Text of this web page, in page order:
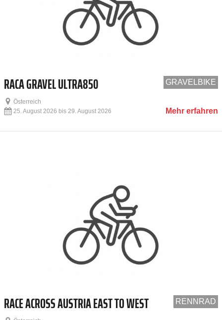
GRAVELBIKE
RACA GRAVEL ULTRA850
Österreich
Mehr erfahren
25. August 2026 bis 29. August 2026
RENNRAD
RACE ACROSS AUSTRIA EAST TO WEST